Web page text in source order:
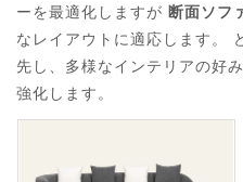
ーを最適化しますが 断面ソフ
なレイアウトに適応します。
先し、多様なインテリアの好
強化します。